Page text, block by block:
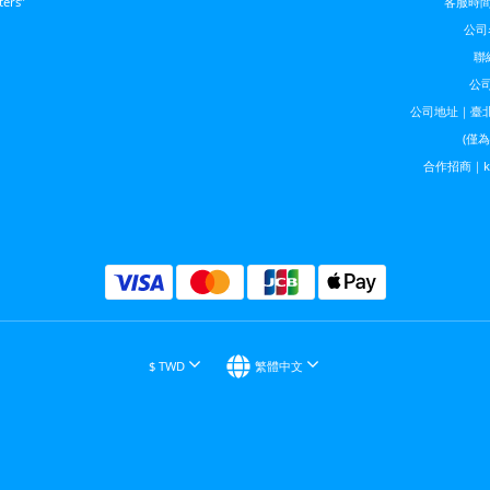
公
聯
公
公司地址｜臺
(僅
合作招商
$ TWD 繁體中文